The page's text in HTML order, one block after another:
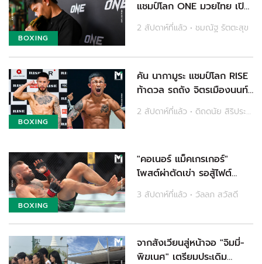
BOXING
แชมป์โลก ONE มวยไทย เปิด
โอกาสให้คนอื่นได้ตามฝัน
2 สัปดาห์ที่แล้ว • ชมณัฐ รัตตะสุข
BOXING
คัน นากามูระ แชมป์โลก RISE
ท้าดวล รถถัง จิตรเมืองนนท์
หวังเจอเวอร์ชันเต็มร้อย
2 สัปดาห์ที่แล้ว • ดิถดนัย สิริประทีปสุข
BOXING
"คอเนอร์ แม็คเกรเกอร์"
โพสต์ผ่าตัดเข่า รอสู้ไฟต์
สุดท้าย UFC ตามสัญญาปี
หน้า
3 สัปดาห์ที่แล้ว • วัลลภ สวัสดี
จากสังเวียนสู่หน้าจอ "จิมมี่-
พิฆเนศ" เตรียมประเดิม